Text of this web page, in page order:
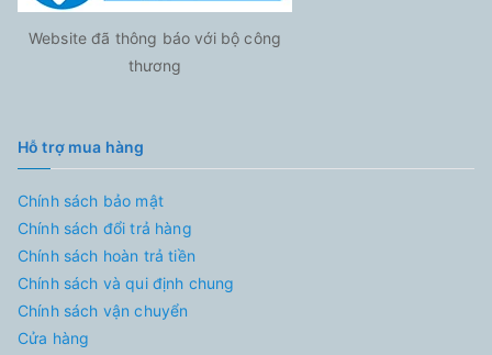
Website đã thông báo với bộ công
thương
Hỗ trợ mua hàng
Chính sách bảo mật
Chính sách đổi trả hàng
Chính sách hoàn trả tiền
Chính sách và qui định chung
Chính sách vận chuyển
Cửa hàng